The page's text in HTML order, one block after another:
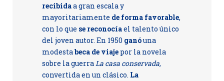
recibidaa gran escala y
mayoritariamente de forma favorable,
con lo que se reconocíael talento único
del joven autor. En 1950 ganóuna
modestabeca de viaje por la novela
sobre la guerraLa casa conservada,
convertida en un clásico. La